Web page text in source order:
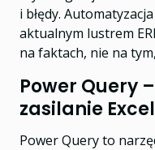
i błędy.
aktualnym lustrem
na faktach, nie na
Power Query
zasilanie
Power Query to